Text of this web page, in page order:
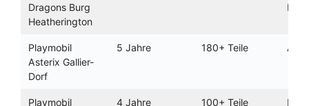
Dragons Burg
Heatherington
Playmobil
Asterix Gallier-
Dorf
5 Jahre 180+ Teile
Playmobil
4 Jahre 100+ Teile